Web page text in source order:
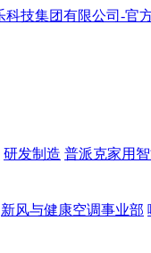
研发制造 普派克家用
新风与健康空调事业部